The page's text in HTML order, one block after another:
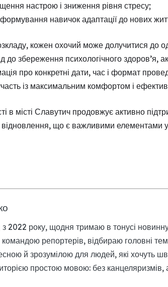
настрою і зниження рівня стресу;
навичок адаптації до нових
кожен охочий може долучитися до
збереження психологічного здоров’я,
про конкретні дати, час і формат
із максимальним комфортом і
в місті Славутич продовжує активно
що є важливими елементами
з 2022 року, щодня тримаю в тонусі
командою репортерів, відбираю головні
й зрозумілою для людей, які хочуть
простою мовою: без канцеляризмів,